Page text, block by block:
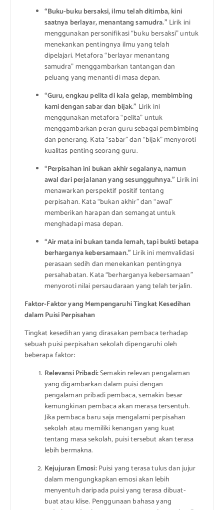
“Buku-buku bersaksi, ilmu telah ditimba, kini
saatnya berlayar, menantang samudra.” Lirik ini
menggunakan personifikasi “buku bersaksi” untuk
menekankan pentingnya ilmu yang telah
dipelajari. Metafora “berlayar menantang
samudra” menggambarkan tantangan dan
peluang yang menanti di masa depan.
“Guru, engkau pelita di kala gelap, membimbing
kami dengan sabar dan bijak.” Lirik ini
menggunakan metafora “pelita” untuk
menggambarkan peran guru sebagai pembimbing
dan penerang. Kata “sabar” dan “bijak” menyoroti
kualitas penting seorang guru.
“Perpisahan ini bukan akhir segalanya, namun
awal dari perjalanan yang sesungguhnya.” Lirik ini
menawarkan perspektif positif tentang
perpisahan. Kata “bukan akhir” dan “awal”
memberikan harapan dan semangat untuk
menghadapi masa depan.
“Air mata ini bukan tanda lemah, tapi bukti betapa
berharganya kebersamaan.” Lirik ini memvalidasi
perasaan sedih dan menekankan pentingnya
persahabatan. Kata “berharganya kebersamaan”
menyoroti nilai persaudaraan yang telah terjalin.
Faktor-Faktor yang Mempengaruhi Tingkat Kesedihan
dalam Puisi Perpisahan
Tingkat kesedihan yang dirasakan pembaca terhadap
sebuah puisi perpisahan sekolah dipengaruhi oleh
beberapa faktor:
Relevansi Pribadi:Semakin relevan pengalaman
yang digambarkan dalam puisi dengan
pengalaman pribadi pembaca, semakin besar
kemungkinan pembaca akan merasa tersentuh.
Jika pembaca baru saja mengalami perpisahan
sekolah atau memiliki kenangan yang kuat
tentang masa sekolah, puisi tersebut akan terasa
lebih bermakna.
Kejujuran Emosi:Puisi yang terasa tulus dan jujur
dalam mengungkapkan emosi akan lebih
menyentuh daripada puisi yang terasa dibuat-
buat atau klise. Penggunaan bahasa yang